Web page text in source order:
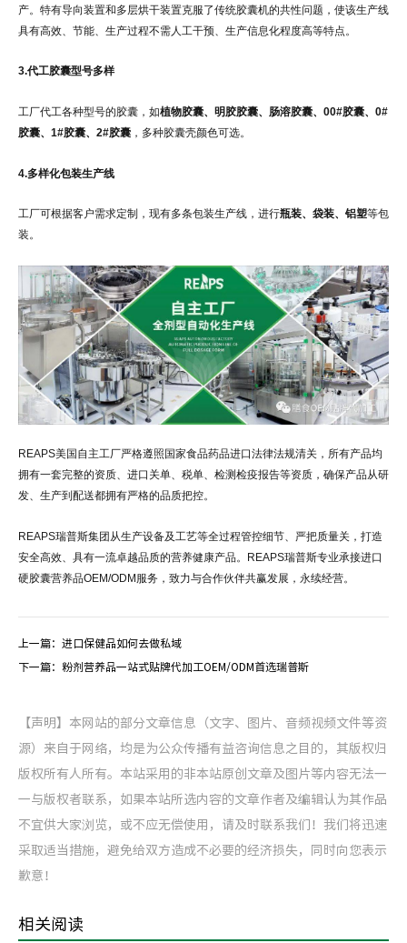
产。特有导向装置和多层烘干装置克服了传统胶囊机的共性问题，使该生产线
具有高效、节能、生产过程不需人工干预、生产信息化程度高等特点。
3.代工胶囊型号多样
工厂代工各种型号的胶囊，如植物胶囊、明胶胶囊、肠溶胶囊、00#胶囊、0#
胶囊、1#胶囊、2#胶囊 ，多种胶囊壳颜色可选。
4.多样化包装生产线
工厂可根据客户需求定制，现有多条包装生产线，进行瓶装、袋装、铝塑等包
装。
REAPS美国自主工厂严格遵照国家食品药品进口法律法规清关，所有产品均
拥有一套完整的资质、进口关单、税单、检测检疫报告等资质，确保产品从研
发、生产到配送都拥有严格的品质把控。
REAPS瑞普斯集团从生产设备及工艺等全过程管控细节、严把质量关，打造
安全高效、具有一流卓越品质的营养健康产品。REAPS瑞普斯专业承接进口
硬胶囊营养品OEM/ODM服务，致力与合作伙伴共赢发展，永续经营。
上一篇： 进口保健品如何去做私域
下一篇： 粉剂营养品一站式贴牌代加工OEM/ODM首选瑞普斯
【声明】本网站的部分文章信息（文字、图片、音频视频文件等资
源）来自于网络，均是为公众传播有益咨询信息之目的，其版权归
版权所有人所有。本站采用的非本站原创文章及图片等内容无法一
一与版权者联系，如果本站所选内容的文章作者及编辑认为其作品
不宜供大家浏览，或不应无偿使用，请及时联系我们！我们将迅速
采取适当措施，避免给双方造成不必要的经济损失，同时向您表示
歉意！
相关阅读